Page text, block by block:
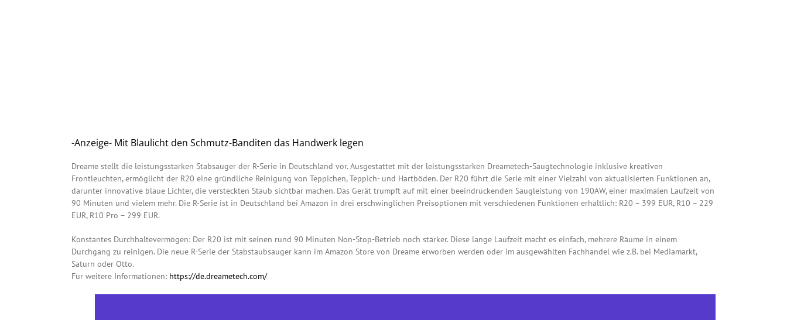
-Anzeige- Mit Blaulicht den Schmutz-Banditen das Handwerk legen
Dreame stellt die leistungsstarken Stabsauger der R-Serie in Deutschland vor. Ausgestattet mit der leistungsstarken Dreametech-Saugtechnologie inklusive kreativen
Frontleuchten, ermöglicht der R20 eine gründliche Reinigung von Teppichen, Teppich- und Hartböden. Der R20 führt die Serie mit einer Vielzahl von aktualisierten Funktionen an,
darunter innovative blaue Lichter, die versteckten Staub sichtbar machen. Das Gerät trumpft auf mit einer beeindruckenden Saugleistung von 190AW, einer maximalen Laufzeit von
90 Minuten und vielem mehr. Die R-Serie ist in Deutschland bei Amazon in drei erschwinglichen Preisoptionen mit verschiedenen Funktionen erhältlich: R20 – 399 EUR, R10 – 229
EUR, R10 Pro – 299 EUR.
Konstantes Durchhaltevermögen: Der R20 ist mit seinen rund 90 Minuten Non-Stop-Betrieb noch stärker. Diese lange Laufzeit macht es einfach, mehrere Räume in einem
Durchgang zu reinigen. Die neue R-Serie der Stabstaubsauger kann im Amazon Store von Dreame erworben werden oder im ausgewählten Fachhandel wie z.B. bei Mediamarkt,
Saturn oder Otto.
Für weitere Informationen: https://de.dreametech.com/